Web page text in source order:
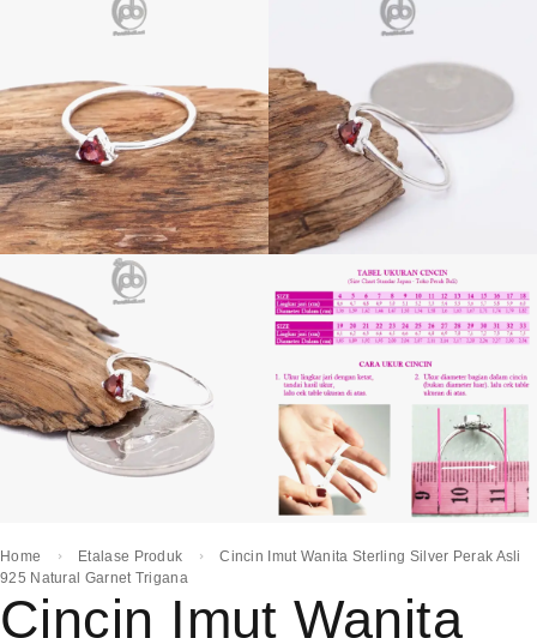
Home Etalase Produk
Cincin Imut Wanita Sterling Silver Perak Asli
925 Natural Garnet Trigana
Cincin Imut Wanita